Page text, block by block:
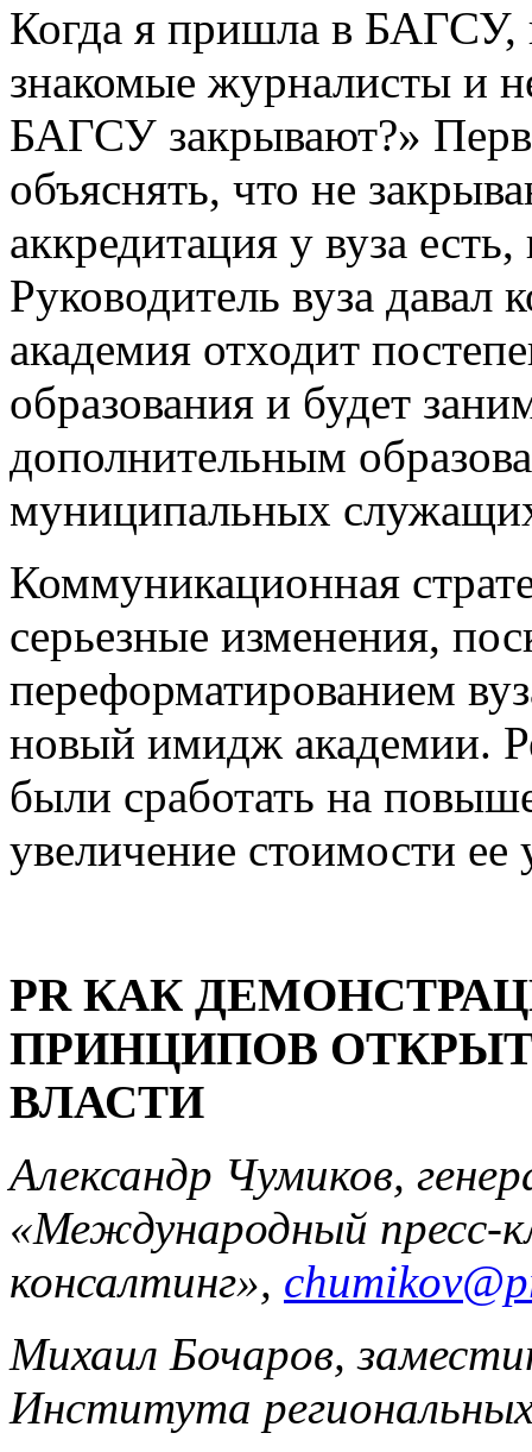
Когда я пришла в БАГСУ,
знакомые журналисты и
БАГСУ закрывают?»
объяснять, что не
аккредитация у вуза
Руководитель вуза давал
академия отходит
образования и будет
дополнительным
муниципальных
Коммуникационная
серьезные изменения,
переформатированием
новый имидж академии.
были сработать на
увеличение стоимости ее
PR КАК
ПРИНЦИПОВ
ВЛАСТИ
Александр Чумиков,
«Международный пресс-
консалтинг»,
Михаил Бочаров,
Института